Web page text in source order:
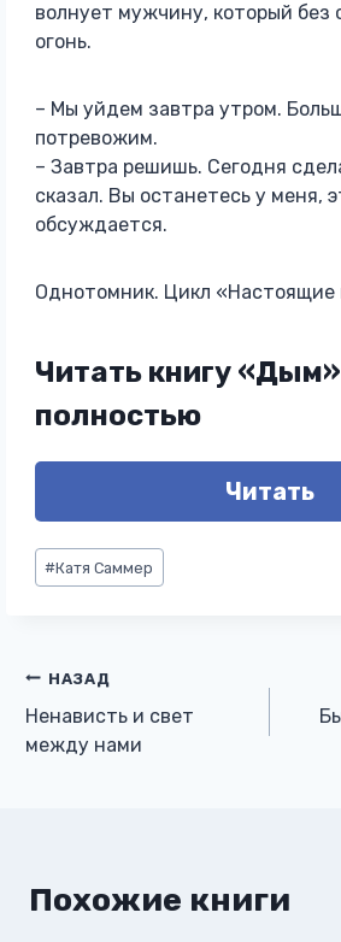
волнует мужчину, который без
огонь.
– Мы уйдем завтра утром.
потревожим.
– Завтра решишь. Сегодня
сказал. Вы останетесь у меня,
обсуждается.
Однотомник. Цикл «Настоящие
Читать книгу «Дым»
полностью
Читать
Метки
записи:
#Катя Саммер
Навигация
по
НАЗАД
Ненависть и свет
между нами
Похожие книги